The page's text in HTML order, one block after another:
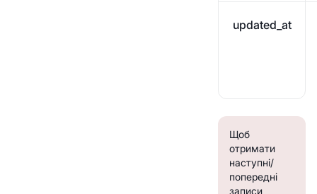
updated_at
Щоб
отримати
наступні/
попередні
записи